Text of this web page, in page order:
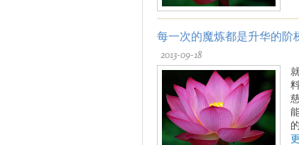
每一次的魔炼都是升华的阶
2013-09-18